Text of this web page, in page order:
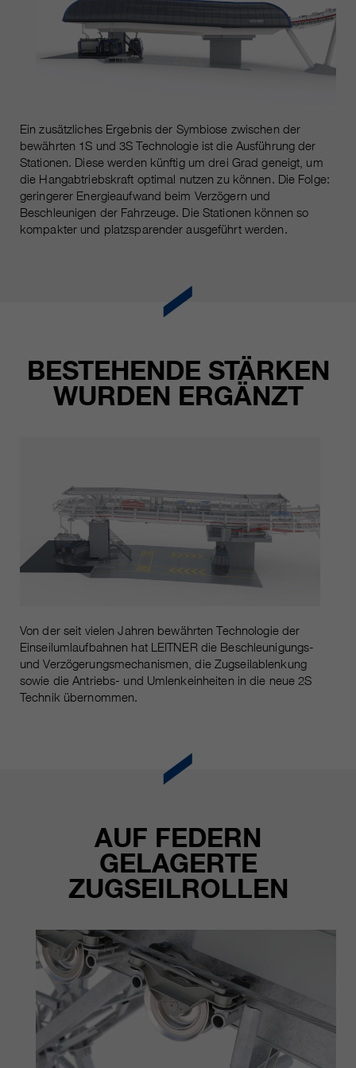
Ein zusätzliches Ergebnis der Symbiose zwischen der
bewährten 1S und 3S Technologie ist die Ausführung der
Stationen. Diese werden künftig um drei Grad geneigt, um
die Hangabtriebskraft optimal nutzen zu können. Die Folge:
geringerer Energieaufwand beim Verzögern und
Beschleunigen der Fahrzeuge. Die Stationen können so
kompakter und platzsparender ausgeführt werden.
BESTEHENDE STÄRKEN
WURDEN ERGÄNZT
Von der seit vielen Jahren bewährten Technologie der
Einseilumlaufbahnen hat LEITNER die Beschleunigungs-
und Verzögerungsmechanismen, die Zugseilablenkung
sowie die Antriebs- und Umlenkeinheiten in die neue 2S
Technik übernommen.
AUF FEDERN
GELAGERTE
ZUGSEILROLLEN
https://policies.google.com/privacy.
Gesammelte nicht
personenbezogene Daten werden
verwendet, um Berichte über die
Nutzung der Website zu erstellen,
Informationen werden auch an
unsere Kunden / Partner
weitergegeben.